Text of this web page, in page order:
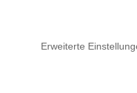
Erweiterte
wahr.... oder so
50 Anmeldungen